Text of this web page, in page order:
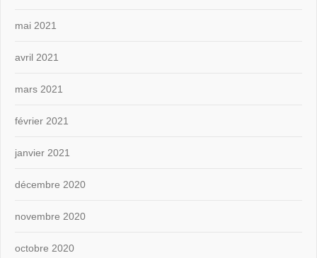
mai 2021
avril 2021
mars 2021
février 2021
janvier 2021
décembre 2020
novembre 2020
octobre 2020